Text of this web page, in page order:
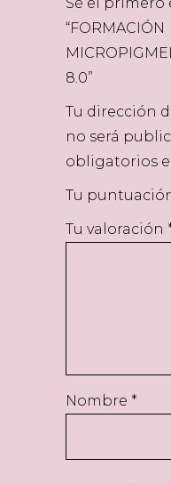
“FORMACIÓN
8.0”
Tu dirección
no será
obligatorios
Tu
Tu valoración
Nombre *